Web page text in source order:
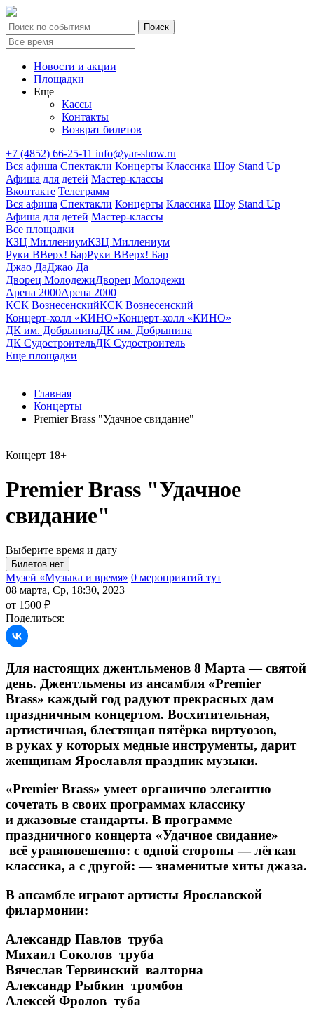
Новости и акции
Площадки
Еще
Кассы
Контакты
Возврат билетов
+7 (4852) 66-25-11 info@yar-show.ru
Вся афиша Спектакли Концерты Классика Шоу Stand Up
Афиша для детей Мастер-классы
Вконтакте Телеграмм
Вся афиша Спектакли Концерты Классика Шоу Stand Up
Афиша для детей Мастер-классы
Все площадки
КЗЦ МиллениумКЗЦ Миллениум
Руки ВВерх! БарРуки ВВерх! Бар
Джао ДаДжао Да
Дворец МолодежиДворец Молодежи
Арена 2000Арена 2000
КСК ВознесенскийКСК Вознесенский
Концерт-холл «КИНО»Концерт-холл «КИНО»
ДК им. ДобрынинаДК им. Добрынина
ДК СудостроительДК Судостроитель
Еще площадки
Главная
Концерты
Premier Brass "Удачное свидание"
Концерт 18+
Premier Brass "Удачное
свидание"
Выберите время и дату
Музей «Музыка и время» 0 мероприятий тут
08 марта, Ср, 18:30, 2023
от 1500 ₽
Поделиться:
Для настоящих джентльменов 8 Марта — святой
день. Джентльмены из ансамбля «Premier
Brass» каждый год радуют прекрасных дам
праздничным концертом. Восхитительная,
артистичная, блестящая пятёрка виртуозов,
в руках у которых медные инструменты, дарит
женщинам Ярославля праздник музыки.
«Premier Brass» умеет органично элегантно
сочетать в своих программах классику
и джазовые стандарты. В программе
праздничного концерта «Удачное свидание»
всё уравновешенно: с одной стороны — лёгкая
классика, а с другой: — знаменитые хиты джаза.
В ансамбле играют артисты Ярославской
филармонии:
Александр Павлов труба
Михаил Соколов труба
Вячеслав Тервинский валторна
Александр Рыбкин тромбон
Алексей Фролов туба